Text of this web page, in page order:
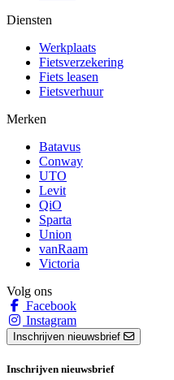
Diensten
Werkplaats
Fietsverzekering
Fiets leasen
Fietsverhuur
Merken
Batavus
Conway
UTO
Levit
QiO
Sparta
Union
vanRaam
Victoria
Volg ons
Facebook
Instagram
Inschrijven nieuwsbrief
Inschrijven nieuwsbrief